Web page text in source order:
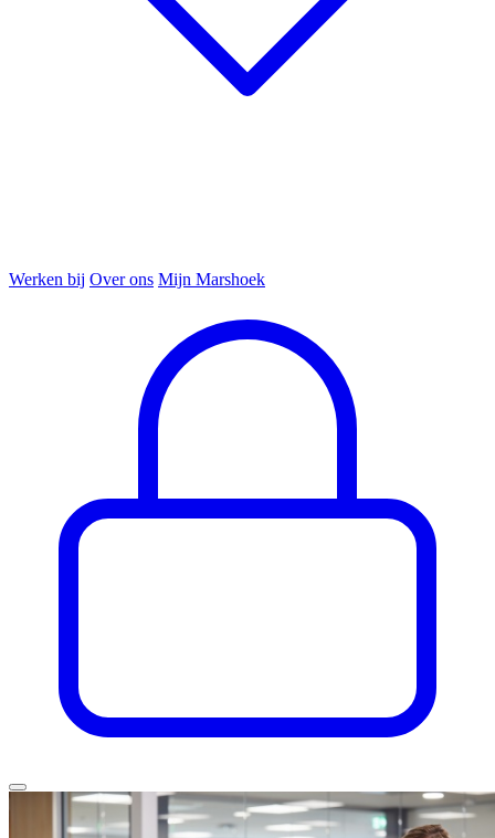
Werken bij Over ons Mijn Marshoek